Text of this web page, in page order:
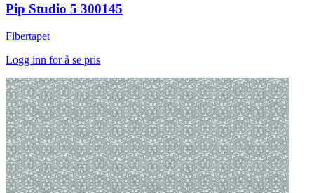
Pip Studio 5 300145
Fibertapet
Logg inn for å se pris